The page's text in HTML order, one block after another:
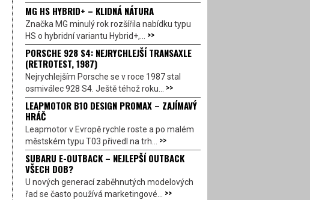
MG HS HYBRID+ – KLIDNÁ NÁTURA
Značka MG minulý rok rozšířila nabídku typu
HS o hybridní variantu Hybrid+,... >>
PORSCHE 928 S4: NEJRYCHLEJŠÍ TRANSAXLE
(RETROTEST, 1987)
Nejrychlejším Porsche se v roce 1987 stal
osmiválec 928 S4. Ještě téhož roku... >>
LEAPMOTOR B10 DESIGN PROMAX – ZAJÍMAVÝ
HRÁČ
Leapmotor v Evropě rychle roste a po malém
městském typu T03 přivedl na trh... >>
SUBARU E-OUTBACK – NEJLEPŠÍ OUTBACK
VŠECH DOB?
U nových generací zaběhnutých modelových
řad se často používá marketingové... >>